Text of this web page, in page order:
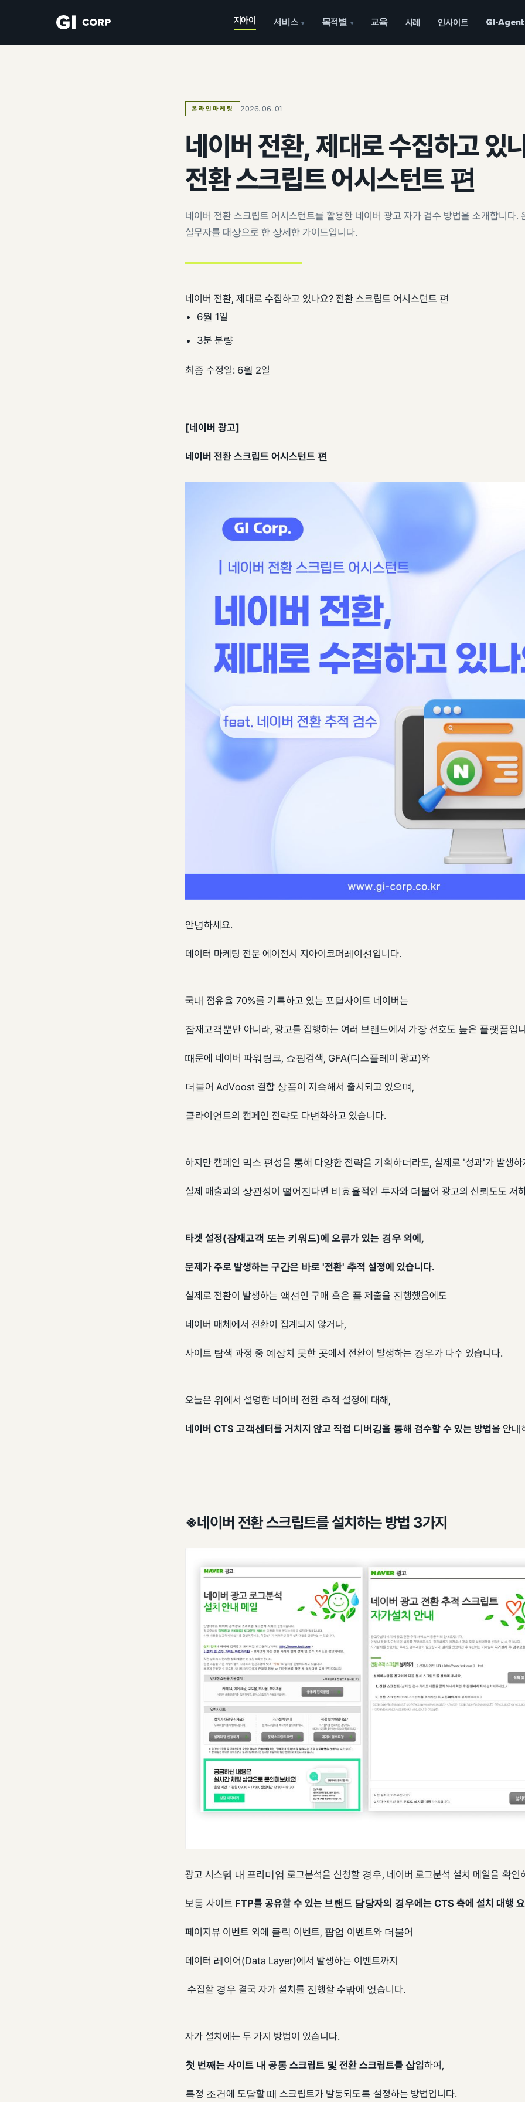
지아이 서비스 ▾ 목적별 ▾ 교육 사례 인사이트 GI-Agent
온라인마케팅 2026. 06. 01
네이버 전환, 제대로 수집하고 있
전환 스크립트 어시스턴트 편
네이버 전환 스크립트 어시스턴트를 활용한 네이버 광고 자가 검수 방법을 소개합니다.
실무자를 대상으로 한 상세한 가이드입니다.
네이버 전환, 제대로 수집하고 있나요? 전환 스크립트 어시스턴트 편
6월 1일
3분 분량
최종 수정일: 6월 2일
[네이버 광고]
네이버 전환 스크립트 어시스턴트 편
안녕하세요.
데이터 마케팅 전문 에이전시 지아이코퍼레이션입니다.
국내 점유율 70%를 기록하고 있는 포털사이트 네이버는
잠재고객뿐만 아니라, 광고를 집행하는 여러 브랜드에서 가장 선호도 높은 플랫폼입
때문에 네이버 파워링크, 쇼핑검색, GFA(디스플레이 광고)와
더불어 AdVoost 결합 상품이 지속해서 출시되고 있으며,
클라이언트의 캠페인 전략도 다변화하고 있습니다.
하지만 캠페인 믹스 편성을 통해 다양한 전략을 기획하더라도, 실제로 '성과'가 발생하
실제 매출과의 상관성이 떨어진다면 비효율적인 투자와 더불어 광고의 신뢰도도 저
타겟 설정(잠재고객 또는 키워드)에 오류가 있는 경우 외에,
문제가 주로 발생하는 구간은 바로 '전환' 추적 설정에 있습니다.
실제로 전환이 발생하는 액션인 구매 혹은 폼 제출을 진행했음에도
네이버 매체에서 전환이 집계되지 않거나,
사이트 탐색 과정 중 예상치 못한 곳에서 전환이 발생하는 경우가 다수 있습니다.
오늘은 위에서 설명한 네이버 전환 추적 설정에 대해,
네이버 CTS 고객센터를 거치지 않고 직접 디버깅을 통해 검수할 수 있는 방법을 안내
※네이버 전환 스크립트를 설치하는 방법 3가지
광고 시스템 내 프리미엄 로그분석을 신청할 경우, 네이버 로그분석 설치 메일을 확인
보통 사이트 FTP를 공유할 수 있는 브랜드 담당자의 경우에는 CTS 측에 설치 대행
페이지뷰 이벤트 외에 클릭 이벤트, 팝업 이벤트와 더불어
데이터 레이어(Data Layer)에서 발생하는 이벤트까지
수집할 경우 결국 자가 설치를 진행할 수밖에 없습니다.
자가 설치에는 두 가지 방법이 있습니다.
첫 번째는 사이트 내 공통 스크립트 및 전환 스크립트를 삽입하여,
특정 조건에 도달할 때 스크립트가 발동되도록 설정하는 방법입니다.